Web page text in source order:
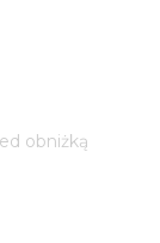
obniżką